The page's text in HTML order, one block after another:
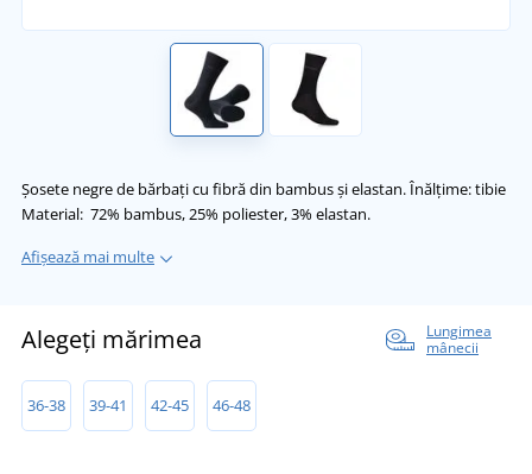
Șosete negre de bărbați cu fibră din bambus și elastan. Înălțime: tibie
Material: 72% bambus, 25% poliester, 3% elastan.
Afișează mai multe
Alegeți mărimea
Lungimea
mânecii
36-38 39-41 42-45 46-48